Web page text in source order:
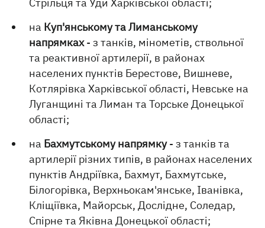
на Куп'янському та Лиманському
напрямках- з танків, мінометів, ствольної
та реактивної артилерії, в районах
населених пунктів Берестове, Вишневе,
Котлярівка Харківської області, Невське на
Луганщині та Лиман та Торське Донецької
області;
на Бахмутському напрямку- з танків та
артилерії різних типів, в районах населених
пунктів Андріївка, Бахмут, Бахмутське,
Білогорівка, Верхньокам'янське, Іванівка,
Кліщіївка, Майорськ, Дослідне, Соледар,
Спірне та Яківна Донецької області;